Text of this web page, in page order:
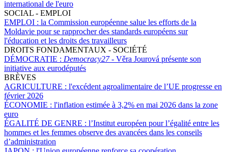
international de l'euro
SOCIAL - EMPLOI
EMPLOI : la Commission européenne salue les efforts de la
Moldavie pour se rapprocher des standards européens sur
l'éducation et les droits des travailleurs
DROITS FONDAMENTAUX - SOCIÉTÉ
DÉMOCRATIE : Democracy27 - Věra Jourová présente son
initiative aux eurodéputés
BRÈVES
AGRICULTURE : l'excédent agroalimentaire de l’UE progresse en
février 2026
ÉCONOMIE : l'inflation estimée à 3,2% en mai 2026 dans la zone
euro
ÉGALITÉ DE GENRE : l’Institut européen pour l’égalité entre les
hommes et les femmes observe des avancées dans les conseils
d’administration